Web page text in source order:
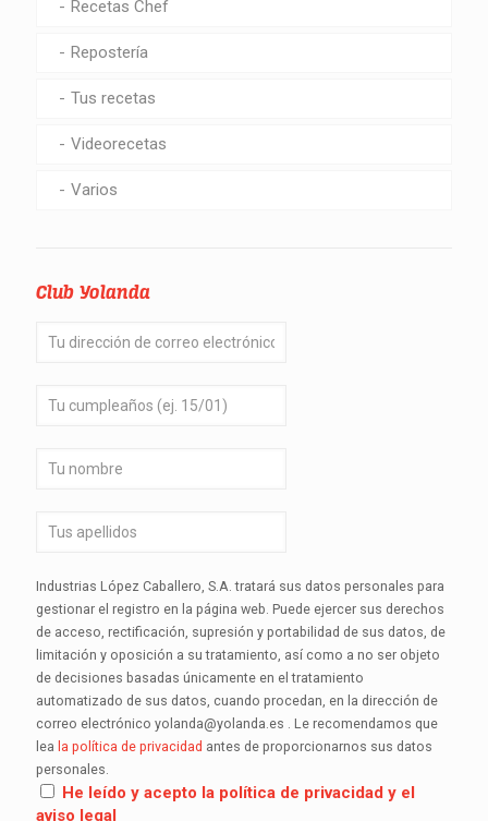
Recetas Chef
Repostería
Tus recetas
Videorecetas
Varios
Club Yolanda
Industrias López Caballero, S.A. tratará sus datos personales para
gestionar el registro en la página web. Puede ejercer sus derechos
de acceso, rectificación, supresión y portabilidad de sus datos, de
limitación y oposición a su tratamiento, así como a no ser objeto
de decisiones basadas únicamente en el tratamiento
automatizado de sus datos, cuando procedan, en la dirección de
correo electrónico yolanda@yolanda.es . Le recomendamos que
lea la política de privacidad antes de proporcionarnos sus datos
personales.
He leído y acepto la política de privacidad y el
aviso legal